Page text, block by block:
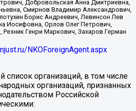
Добровольская Анна Дмитриевна,
Смирнов Владимир Александрович,
Борис Андреевич, Левинсон Лев
Иосифовна, Орлов Олег Петрович,
Генри Маркович, Захаров Герман
NKOForeignAgent.aspx
организаций, в том числе
организаций, признанных
Российской